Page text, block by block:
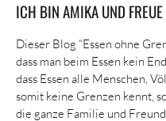
ICH BIN AMIKA UND
Dieser Blog “Essen ohne
dass man beim Essen kein
dass Essen alle Menschen,
somit keine Grenzen kennt,
die ganze Familie und